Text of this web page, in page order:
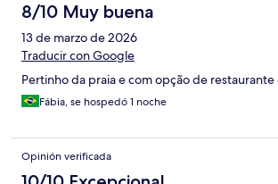
8/10 Muy buena
13 de marzo de 2026
Traducir con Google
Pertinho da praia e com opção de restaurante
Fábia, se hospedó 1 noche
Opinión verificada